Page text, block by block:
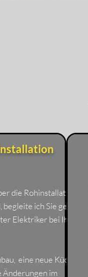
die Rohinstallation,
ich Sie gerne
Elektriker bei Ihrem
eine neue Küche
Änderungen im